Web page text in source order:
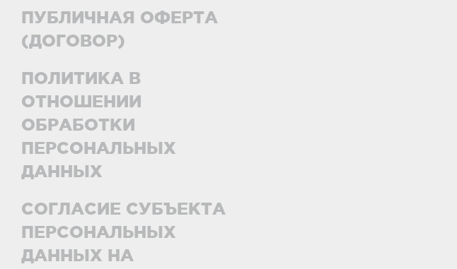
ПУБЛИЧНАЯ ОФЕРТА
(ДОГОВОР)
ПОЛИТИКА В
ОТНОШЕНИИ
ОБРАБОТКИ
ПЕРСОНАЛЬНЫХ
ДАННЫХ
СОГЛАСИЕ СУБЪЕКТА
ПЕРСОНАЛЬНЫХ
ДАННЫХ НА